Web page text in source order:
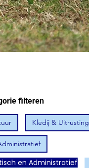
filteren
Kledij & Uitrusting
en Administratief